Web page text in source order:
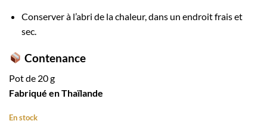
Conserver à l’abri de la chaleur, dans un endroit frais et
sec.
Contenance
Pot de 20 g
Fabriqué en Thaïlande
En stock